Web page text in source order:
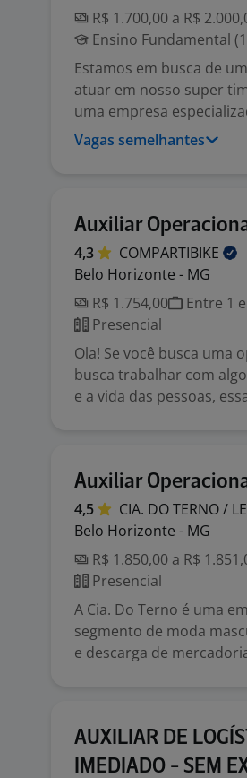
R$ 1.700,00 a R$
Ensino Fundamental
Estamos em busca de um
atuar em nosso super
uma empresa
Vagas semelhantes
Auxiliar
4,3
COMPARTIBIKE
Belo Horizonte - MG
R$ 1.754,00
Entre 1
Presencial
Ola! Se você busca uma
busca trabalhar com
e a vida das pessoas,
Auxiliar
4,5 CIA. DO TERNO /
Belo Horizonte - MG
R$ 1.850,00 a R$
Presencial
A Cia. Do Terno é uma
segmento de moda
e descarga de
AUXILIAR DE
IMEDIADO - SEM